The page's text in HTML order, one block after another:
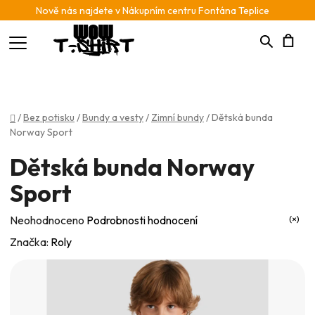
Nově nás najdete v Nákupním centru Fontána Teplice
Hledat
Domů
/Bez potisku /Bundy a vesty/ Zimní bundy/Dětská bunda
Norway Sport
Dětská bunda Norway
Sport
Průměrné
hodnocení
produktu
Neohodnoceno Podrobnosti hodnocení
Značka: Roly